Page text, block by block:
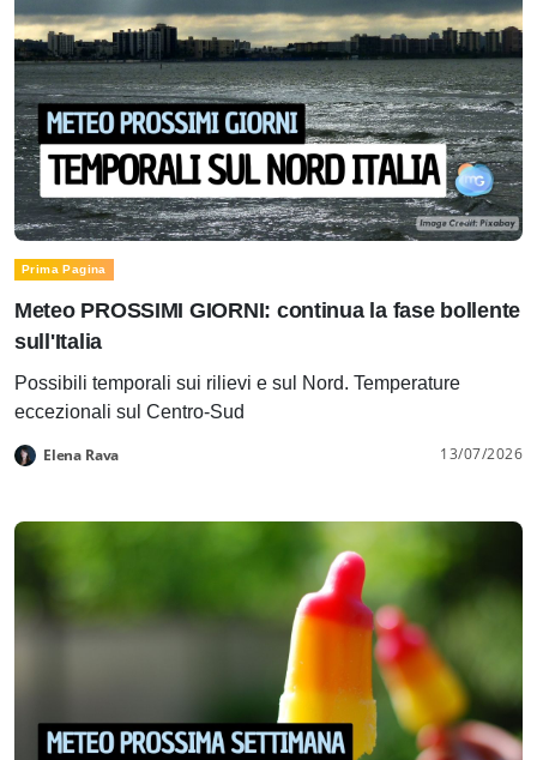
Prima Pagina
Meteo PROSSIMI GIORNI: continua la fase bollente
sull'Italia
Possibili temporali sui rilievi e sul Nord. Temperature
eccezionali sul Centro-Sud
Elena Rava 13/07/2026